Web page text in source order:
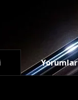
Yorumlar